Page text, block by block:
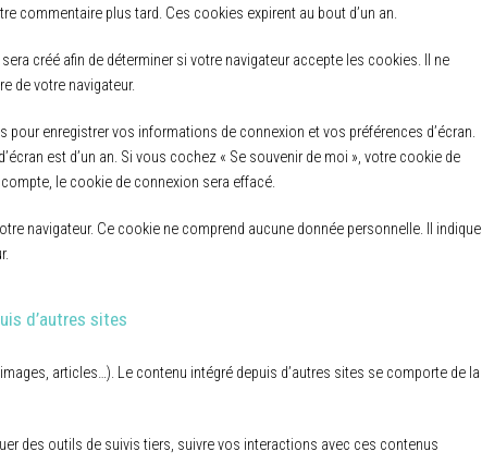
commentaire plus tard. Ces cookies expirent au bout d’un an.
créé afin de déterminer si votre navigateur accepte les cookies. Il ne
de votre navigateur.
enregistrer vos informations de connexion et vos préférences d’écran.
est d’un an. Si vous cochez « Se souvenir de moi », votre cookie de
le cookie de connexion sera effacé.
navigateur. Ce cookie ne comprend aucune donnée personnelle. Il indique
d’autres sites
articles…). Le contenu intégré depuis d’autres sites se comporte de la
des outils de suivis tiers, suivre vos interactions avec ces contenus